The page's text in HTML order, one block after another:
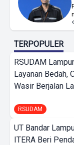
TERPOPULER
RSUDAM
Layanan Bedah,
Wasir Berjalan
RSUDAM
UT Bandar
ITERA Beri